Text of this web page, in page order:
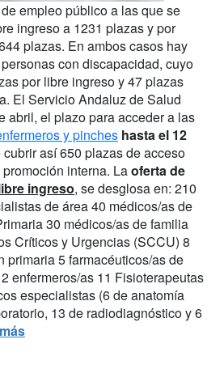
empleo público a las que se
ingreso a 1231 plazas y por
plazas. En ambos casos hay
con discapacidad, cuyo
por libre ingreso y 47 plazas
El Servicio Andaluz de Salud
abril, el plazo para acceder a las
y pinches hasta el 12
cubrir así 650 plazas de acceso
interna. Laoferta de
ingreso, se desglosa en: 210
de área 40 médicos/as de
30 médicos/as de familia
Críticos y Urgencias (SCCU) 8
primaria 5 farmacéuticos/as de
enfermeros/as 11 Fisioterapeutas
especialistas (6 de anatomía
13 de radiodiagnóstico y 6